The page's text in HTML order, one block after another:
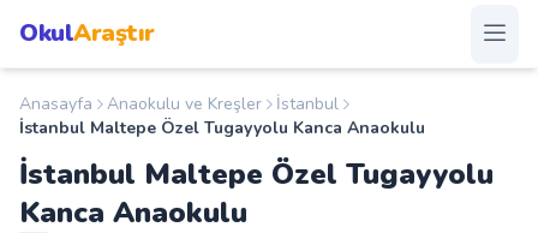
OkulAraştır
Anasayfa
Okullar
Anasayfa Anaokulu ve Kreşler
İstanbul
İstanbul Maltepe Özel Tugayyolu Kanca Anaokulu
İstanbul Maltepe Özel Tugayyolu
Kanca Anaokulu